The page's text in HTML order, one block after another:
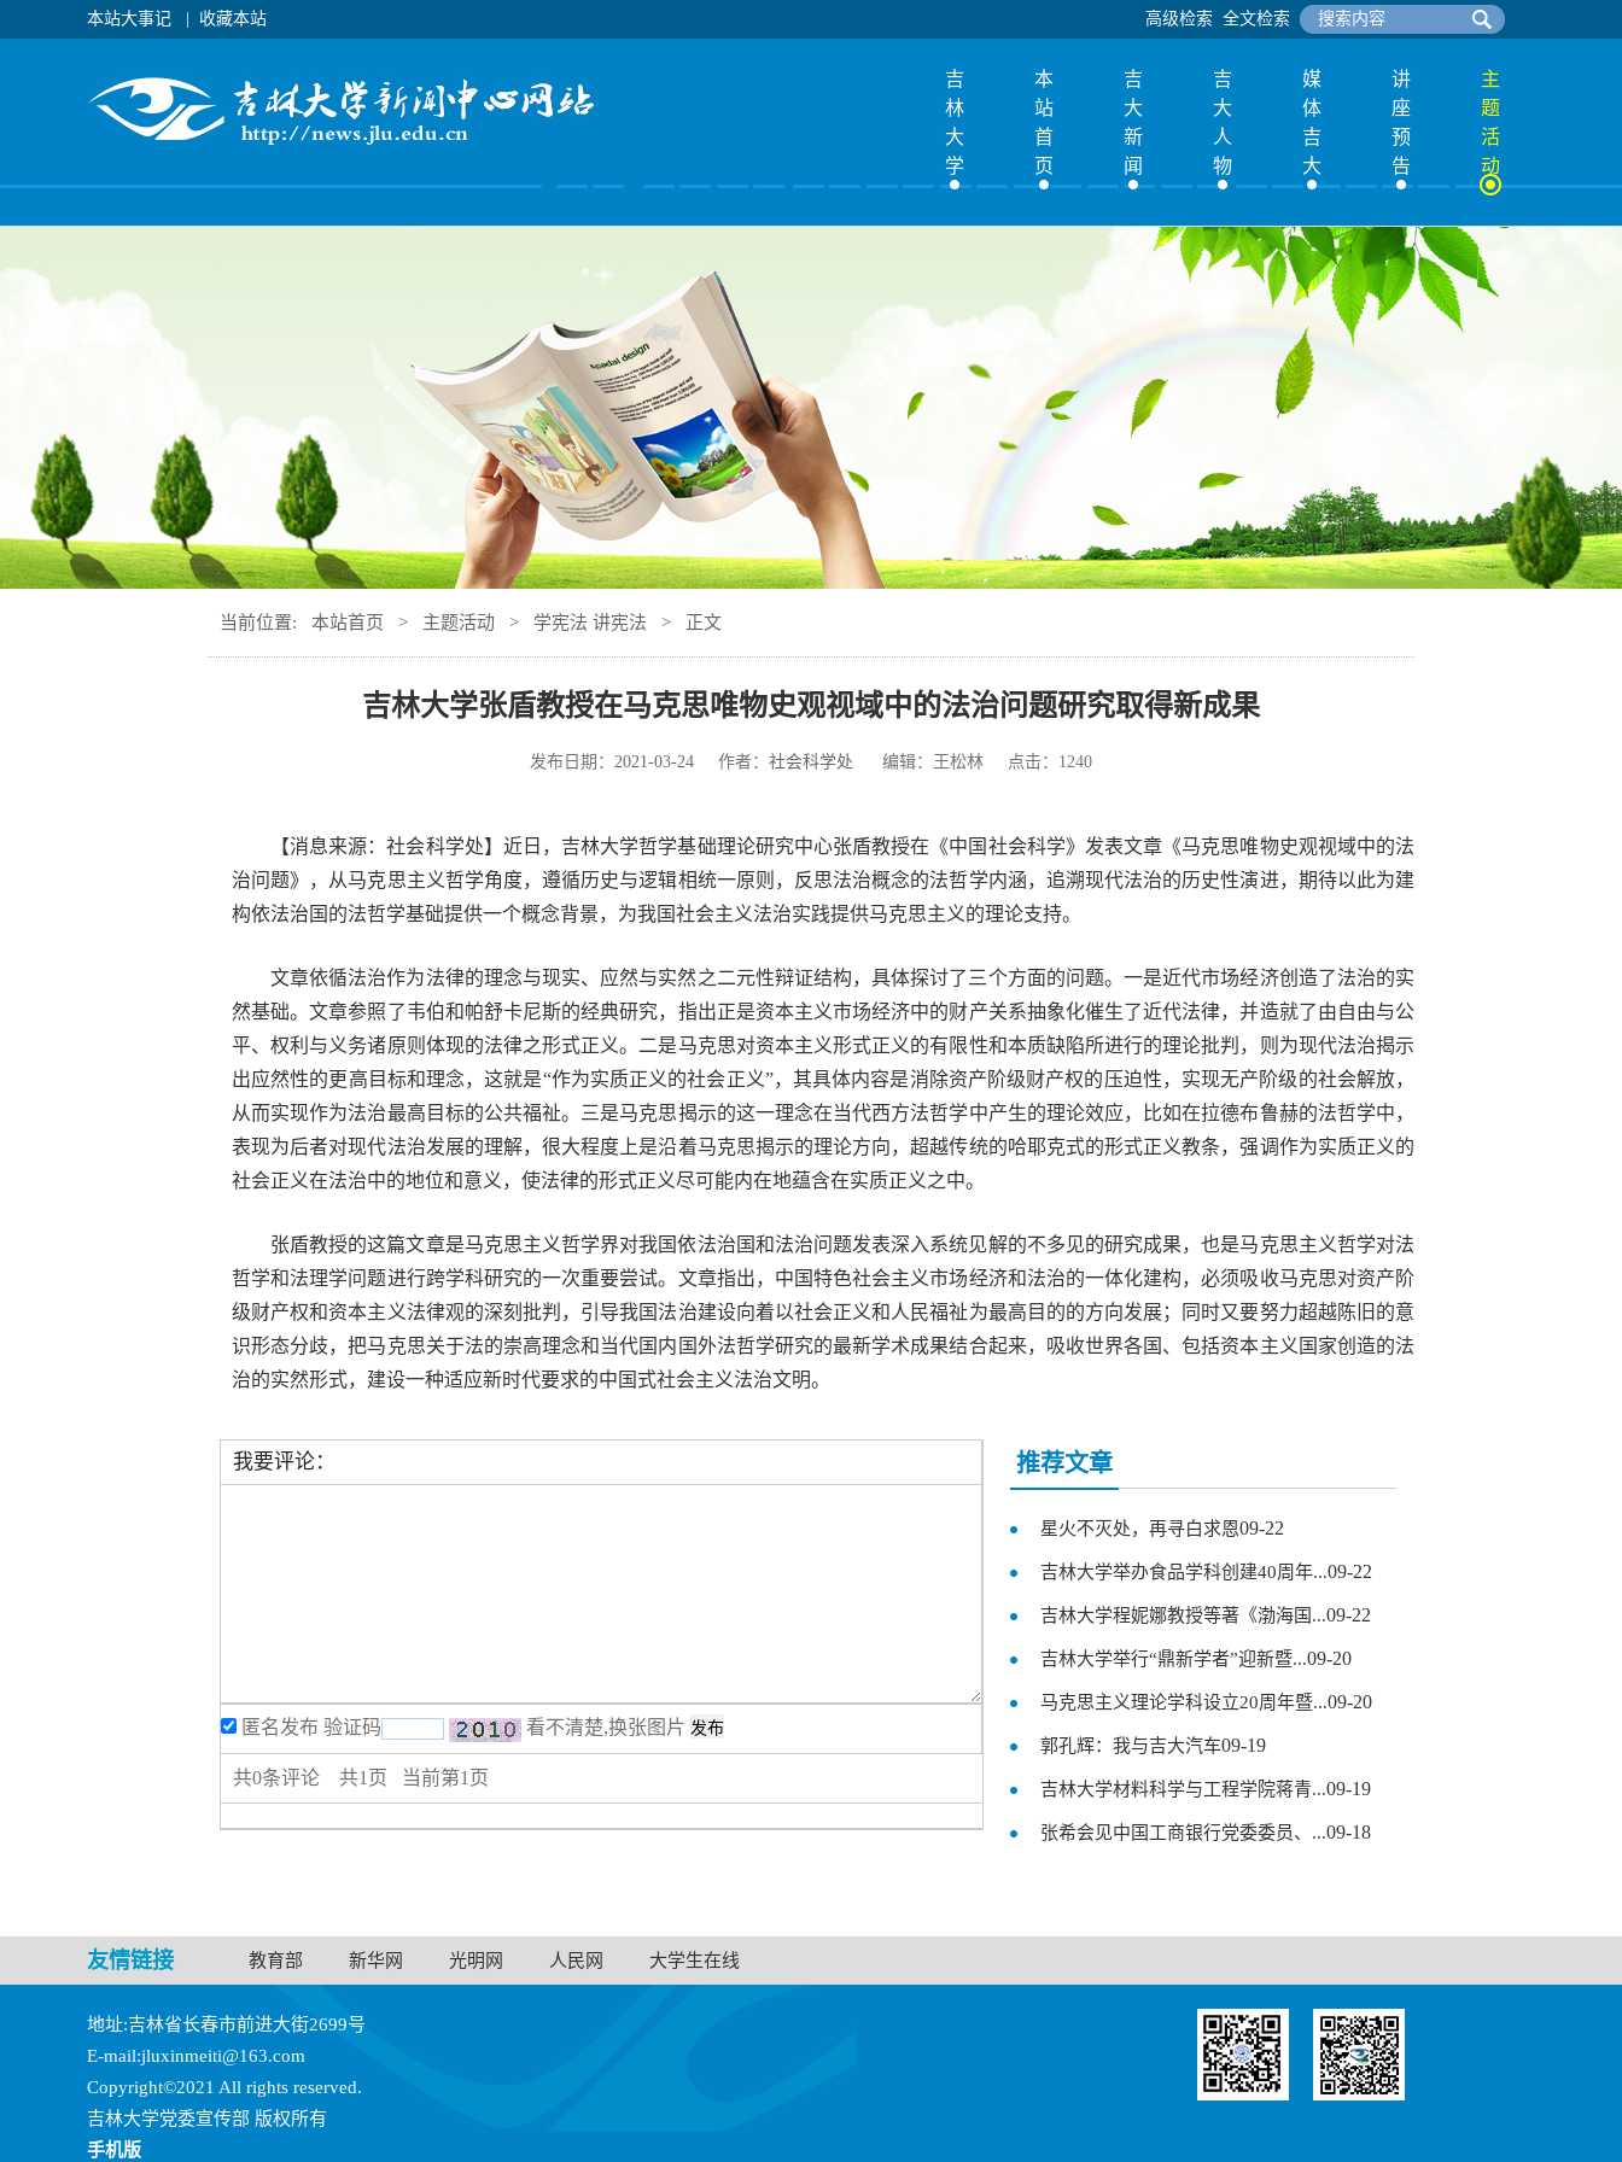
本站大事记 收藏本站 高级检索 全文检索
吉
林
大
学
本
站
首
页
吉
大
新
闻
吉
大
人
物
媒
体
吉
大
讲
座
预
告
主
题
活
动
当前位置: 本站首页 > 主题活动 > 学宪法 讲宪法 > 正文
吉林大学张盾教授在马克思唯物史观视域中的法治问题研究取得新成果
发布日期： 2021-03-24 作者： 社会科学处 编辑：王松林 点击： 1240
【消息来源：社会科学处】近日，吉林大学哲学基础理论研究中心张盾教授在《中国社会科学》发表文章《马克思唯物史观视域中的法
治问题》，从马克思主义哲学角度，遵循历史与逻辑相统一原则，反思法治概念的法哲学内涵，追溯现代法治的历史性演进，期待以此为建
构依法治国的法哲学基础提供一个概念背景，为我国社会主义法治实践提供马克思主义的理论支持。
文章依循法治作为法律的理念与现实、应然与实然之二元性辩证结构，具体探讨了三个方面的问题。一是近代市场经济创造了法治的实
然基础。文章参照了韦伯和帕舒卡尼斯的经典研究，指出正是资本主义市场经济中的财产关系抽象化催生了近代法律，并造就了由自由与公
平、权利与义务诸原则体现的法律之形式正义。二是马克思对资本主义形式正义的有限性和本质缺陷所进行的理论批判，则为现代法治揭示
出应然性的更高目标和理念，这就是“作为实质正义的社会正义”，其具体内容是消除资产阶级财产权的压迫性，实现无产阶级的社会解放，
从而实现作为法治最高目标的公共福祉。三是马克思揭示的这一理念在当代西方法哲学中产生的理论效应，比如在拉德布鲁赫的法哲学中，
表现为后者对现代法治发展的理解，很大程度上是沿着马克思揭示的理论方向，超越传统的哈耶克式的形式正义教条，强调作为实质正义的
社会正义在法治中的地位和意义，使法律的形式正义尽可能内在地蕴含在实质正义之中。
张盾教授的这篇文章是马克思主义哲学界对我国依法治国和法治问题发表深入系统见解的不多见的研究成果，也是马克思主义哲学对法
哲学和法理学问题进行跨学科研究的一次重要尝试。文章指出，中国特色社会主义市场经济和法治的一体化建构，必须吸收马克思对资产阶
级财产权和资本主义法律观的深刻批判，引导我国法治建设向着以社会正义和人民福祉为最高目的的方向发展；同时又要努力超越陈旧的意
识形态分歧，把马克思关于法的崇高理念和当代国内国外法哲学研究的最新学术成果结合起来，吸收世界各国、包括资本主义国家创造的法
治的实然形式，建设一种适应新时代要求的中国式社会主义法治文明。
我要评论：
匿名发布 验证码 看不清楚,换张图片
共0条评论 共1 页 当前第1 页
推荐文章
星火不灭处，再寻白求恩09-22
吉林大学举办食品学科创建40周年...09-22
吉林大学程妮娜教授等著《渤海国...09-22
吉林大学举行“鼎新学者”迎新暨...09-20
马克思主义理论学科设立20周年暨...09-20
郭孔辉：我与吉大汽车09-19
吉林大学材料科学与工程学院蒋青...09-19
张希会见中国工商银行党委委员、...09-18
友情链接 教育部 新华网 光明网 人民网 大学生在线
地址:吉林省长春市前进大街2699号
E-mail:jluxinmeiti@163.com
Copyright©2021 All rights reserved.
吉林大学党委宣传部 版权所有
手机版